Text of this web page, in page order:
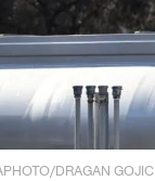
DRAGAN GOJIC